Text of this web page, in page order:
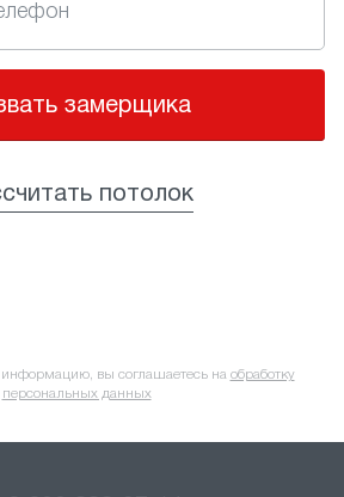
замерщика
потолок
информацию, вы соглашаетесь на обработку
персональных данных